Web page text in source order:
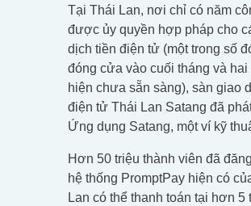
Tại Thái Lan, nơi chỉ có năm
được ủy quyền hợp pháp cho
dịch tiền điện tử (một trong số
đóng cửa vào cuối tháng và hai
hiện chưa sẵn sàng), sàn giao
điện tử Thái Lan Satang đã
Ứng dụng Satang, một ví kỹ
Hơn 50 triệu thành viên đã
hệ thống PromptPay hiện có
Lan có thể thanh toán tại hơn 5